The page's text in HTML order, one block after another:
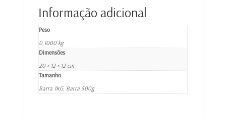
Informação adicional
Peso
0,1000 kg
Dimensões
20 × 12 × 12 cm
Tamanho
Barra 1KG, Barra 500g